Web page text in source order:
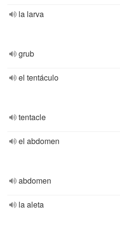
la larva
grub
el tentáculo
tentacle
el abdomen
abdomen
la aleta